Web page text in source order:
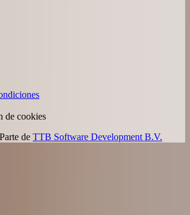
de cookies
de TTB Software Development B.V.